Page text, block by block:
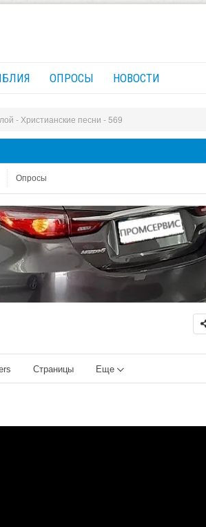
ОПРОСЫ НОВОСТИ
- Христианские песни - 569
Опросы
Страницы Еще